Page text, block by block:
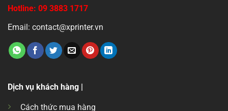
Hotline: 09 3883 1717
Email: contact@xprinter.vn
Dịch vụ khách hàng |
Cách thức mua hàng